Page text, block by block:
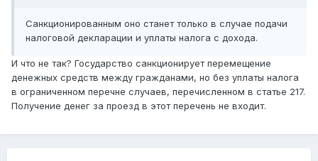
Санкционированным оно станет только в случае подачи
налоговой декларации и уплаты налога с дохода.
И что не так? Государство санкционирует перемещение
денежных средств между гражданами, но без уплаты налога
в ограниченном перечне случаев, перечисленном в статье 217.
Получение денег за проезд в этот перечень не входит.